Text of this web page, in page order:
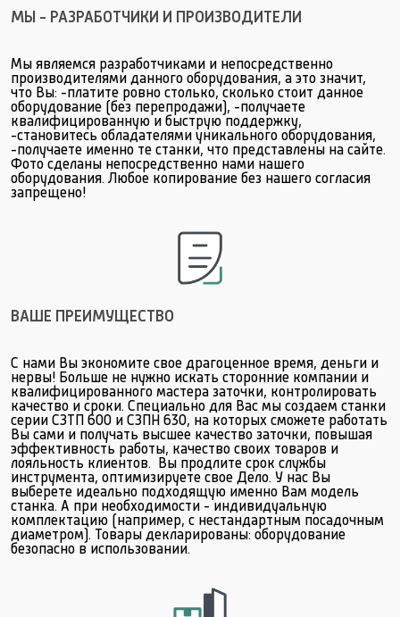
МЫ - РАЗРАБОТЧИКИ И ПРОИЗВОДИТЕЛИ
Мы являемся разработчиками и непосредственно
производителями данного оборудования, а это значит,
что Вы: -платите ровно столько, сколько стоит данное
оборудование (без перепродажи), -получаете
квалифицированную и быструю поддержку,
-становитесь обладателями уникального оборудования,
-получаете именно те станки, что представлены на сайте.
Фото сделаны непосредственно нами нашего
оборудования. Любое копирование без нашего согласия
запрещено!
ВАШЕ ПРЕИМУЩЕСТВО
С нами Вы экономите свое драгоценное время, деньги и
нервы! Больше не нужно искать сторонние компании и
квалифицированного мастера заточки, контролировать
качество и сроки. Специально для Вас мы создаем станки
серии СЗТП 600 и СЗПН 630, на которых сможете работать
Вы сами и получать высшее качество заточки, повышая
эффективность работы, качество своих товаров и
лояльность клиентов. Вы продлите срок службы
инструмента, оптимизируете свое Дело. У нас Вы
выберете идеально подходящую именно Вам модель
станка. А при необходимости - индивидуальную
комплектацию (например, с нестандартным посадочным
диаметром). Товары декларированы: оборудование
безопасно в использовании.